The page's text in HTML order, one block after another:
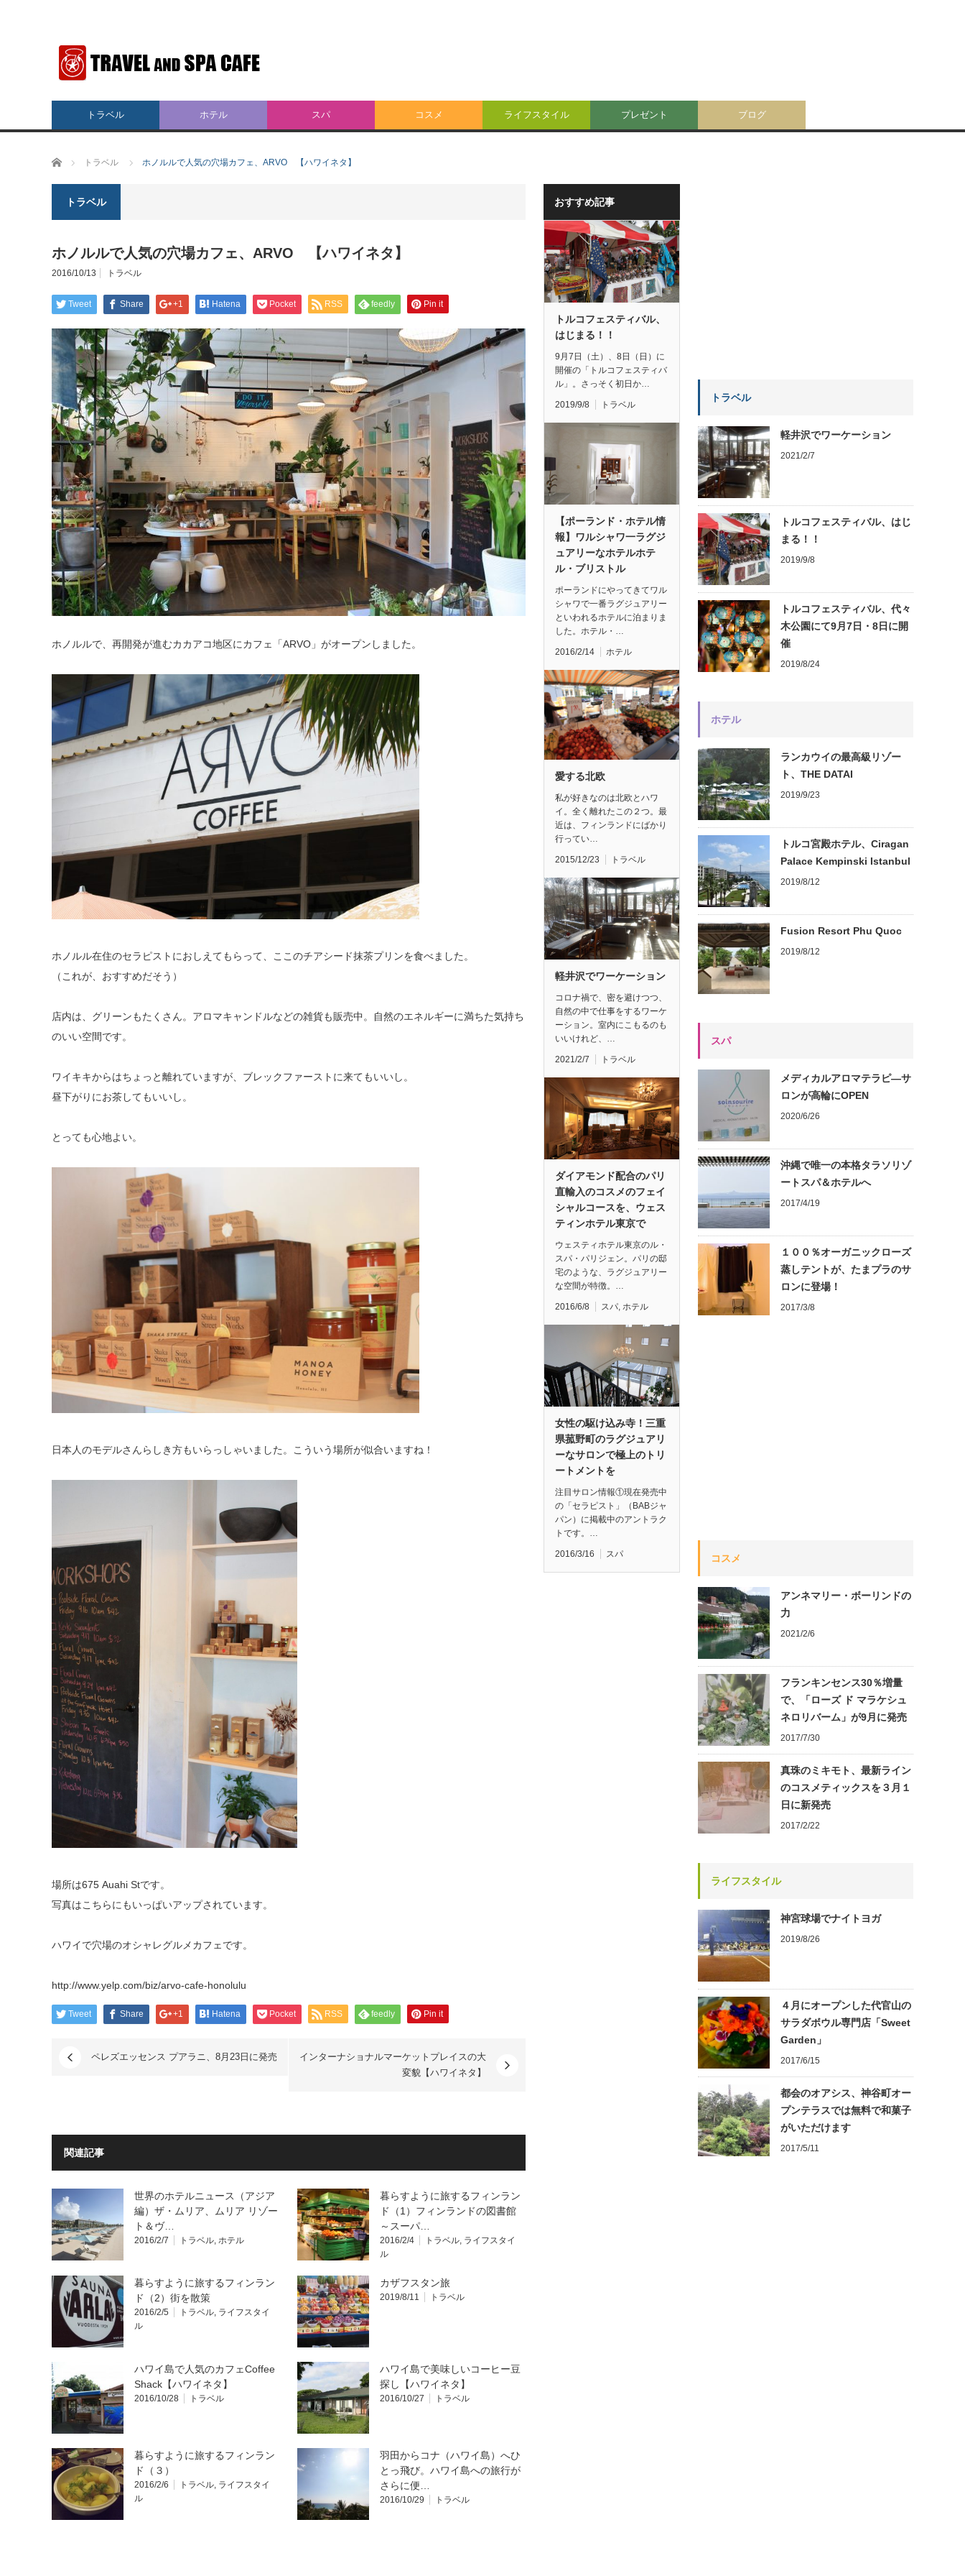
トラベル ホテル スパ コスメ ライフスタイル プレゼント ブログ
ホーム トラベル ホノルルで人気の穴場カフェ、ARVO 【ハワイネタ】
トラベル
ホノルルで人気の穴場カフェ、ARVO 【ハワイネタ】
2016/10/13 トラベル
Tweet Share +1 Hatena Pocket RSS feedly Pin it
ホノルルで、再開発が進むカカアコ地区にカフェ「ARVO」がオープンしました。
ホノルル在住のセラピストにおしえてもらって、ここのチアシード抹茶プリンを食べました。
（これが、おすすめだそう）
店内は、グリーンもたくさん。アロマキャンドルなどの雑貨も販売中。自然のエネルギーに満ちた気持ち
のいい空間です。
ワイキキからはちょっと離れていますが、ブレックファーストに来てもいいし。
昼下がりにお茶してもいいし。
とっても心地よい。
日本人のモデルさんらしき方もいらっしゃいました。こういう場所が似合いますね！
場所は675 Auahi Stです。
写真はこちらにもいっぱいアップされています。
ハワイで穴場のオシャレグルメカフェです。
http://www.yelp.com/biz/arvo-cafe-honolulu
Tweet Share +1 Hatena Pocket RSS feedly Pin it
ペレズエッセンス プアラニ、8月23日に発売
インターナショナルマーケットプレイスの大
変貌【ハワイネタ】
関連記事
世界のホテルニュース（アジア
編）ザ・ムリア、ムリア リゾー
ト＆ヴ…
2016/2/7 トラベル, ホテル
暮らすように旅するフィンラン
ド（1）フィンランドの図書館
～スーパ…
2016/2/4 トラベル, ライフスタイ
ル
暮らすように旅するフィンラン
ド（2）街を散策
2016/2/5 トラベル, ライフスタイ
ル
カザフスタン旅
2019/8/11 トラベル
ハワイ島で人気のカフェCoffee
Shack【ハワイネタ】
2016/10/28 トラベル
ハワイ島で美味しいコーヒー豆
探し【ハワイネタ】
2016/10/27 トラベル
暮らすように旅するフィンラン
ド（３）
2016/2/6 トラベル, ライフスタイ
ル
羽田からコナ（ハワイ島）へひ
とっ飛び。ハワイ島への旅行が
さらに便…
2016/10/29 トラベル
おすすめ記事
トルコフェスティバル、
はじまる！！
9月7日（土）、8日（日）に
開催の「トルコフェスティバ
ル」。さっそく初日か…
2019/9/8 トラベル
【ポーランド・ホテル情
報】ワルシャワ一ラグジ
ュアリーなホテルホテ
ル・ブリストル
ポーランドにやってきてワル
シャワで一番ラグジュアリー
といわれるホテルに泊まりま
した。ホテル・…
2016/2/14 ホテル
愛する北欧
私が好きなのは北欧とハワ
イ。全く離れたこの２つ。最
近は、フィンランドにばかり
行ってい…
2015/12/23 トラベル
軽井沢でワーケーション
コロナ禍で、密を避けつつ、
自然の中で仕事をするワーケ
ーション。室内にこもるのも
いいけれど、…
2021/2/7 トラベル
ダイアモンド配合のパリ
直輸入のコスメのフェイ
シャルコースを、ウェス
ティンホテル東京で
ウェスティホテル東京のル・
スパ・パリジェン。パリの邸
宅のような、ラグジュアリー
な空間が特徴。…
2016/6/8 スパ, ホテル
女性の駆け込み寺！三重
県菰野町のラグジュアリ
ーなサロンで極上のトリ
ートメントを
注目サロン情報①現在発売中
の「セラピスト」（BABジャ
パン）に掲載中のアントラク
トです。…
2016/3/16 スパ
トラベル
軽井沢でワーケーション
2021/2/7
トルコフェスティバル、はじ
まる！！
2019/9/8
トルコフェスティバル、代々
木公園にて9月7日・8日に開
催
2019/8/24
ホテル
ランカウイの最高級リゾー
ト、THE DATAI
2019/9/23
トルコ宮殿ホテル、Ciragan
Palace Kempinski Istanbul
2019/8/12
Fusion Resort Phu Quoc
2019/8/12
スパ
メディカルアロマテラピ―サ
ロンが高輪にOPEN
2020/6/26
沖縄で唯一の本格タラソリゾ
ートスパ＆ホテルへ
2017/4/19
１００％オーガニックローズ
蒸しテントが、たまプラのサ
ロンに登場！
2017/3/8
コスメ
アンネマリー・ボーリンドの
力
2021/2/6
フランキンセンス30％増量
で、「ローズ ド マラケシュ
ネロリバーム」が9月に発売
2017/7/30
真珠のミキモト、最新ライン
のコスメティックスを３月１
日に新発売
2017/2/22
ライフスタイル
神宮球場でナイトヨガ
2019/8/26
４月にオープンした代官山の
サラダボウル専門店「Sweet
Garden」
2017/6/15
都会のオアシス、神谷町オー
プンテラスでは無料で和菓子
がいただけます
2017/5/11